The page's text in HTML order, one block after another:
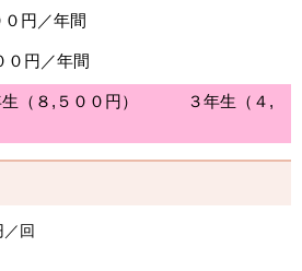
円／年間
／年間
生（８,５００円） ３年生（４,
回